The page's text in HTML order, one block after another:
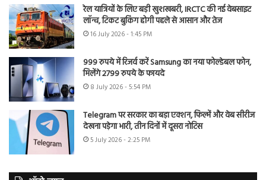
रेल यात्रियों के लिए बड़ी खुशखबरी, IRCTC की नई वेबसाइट
लॉन्च, टिकट बुकिंग होगी पहले से आसान और तेज
16 July 2026 - 1:45 PM
999 रुपये में रिजर्व करें Samsung का नया फोल्डेबल फोन,
मिलेंगे 2799 रुपये के फायदे
8 July 2026 - 5:54 PM
Telegram पर सरकार का बड़ा एक्शन, फिल्में और वेब सीरीज
देखना पड़ेगा भारी, तीन दिनों में दूसरा नोटिस
5 July 2026 - 2:25 PM